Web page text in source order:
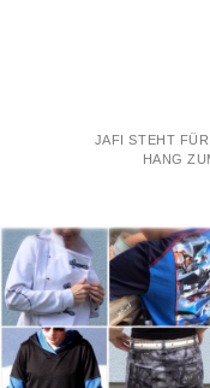
JAFI STEHT
HANG